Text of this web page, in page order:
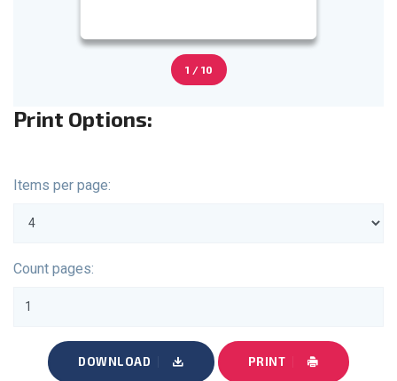
1 / 10
Print Options:
Items per page:
Count pages:
DOWNLOAD PRINT